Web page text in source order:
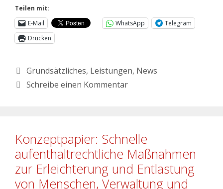
Teilen mit:
E-Mail
WhatsApp
Telegram
Drucken
Grundsätzliches, Leistungen, News
Schreibe einen Kommentar
Konzeptpapier: Schnelle
aufenthaltrechtliche Maßnahmen
zur Erleichterung und Entlastung
von Menschen, Verwaltung und